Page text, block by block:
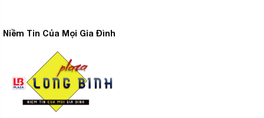
luồn lách ủi những vị trí khuất
Niềm Tin Của Mọi Gia Đình